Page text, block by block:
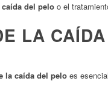
del pelo o el
LA
la caída del pelo es